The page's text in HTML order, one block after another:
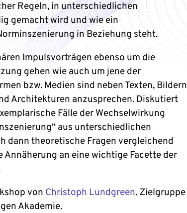
Regeln, in unterschiedlichen
gemacht wird und wie ein
in Beziehung steht.
Impulsvorträgen ebenso um die
gehen wie auch um jene der
bzw. Medien sind neben Texten, Bildern
Architekturen anzusprechen. Diskutiert
Fälle der Wechselwirkung
aus unterschiedlichen
dann theoretische Fragen vergleichend
Annäherung an eine wichtige Facette der
von Christoph Lundgreen. Zielgruppe
Akademie.